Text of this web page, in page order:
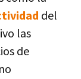
del
las
de